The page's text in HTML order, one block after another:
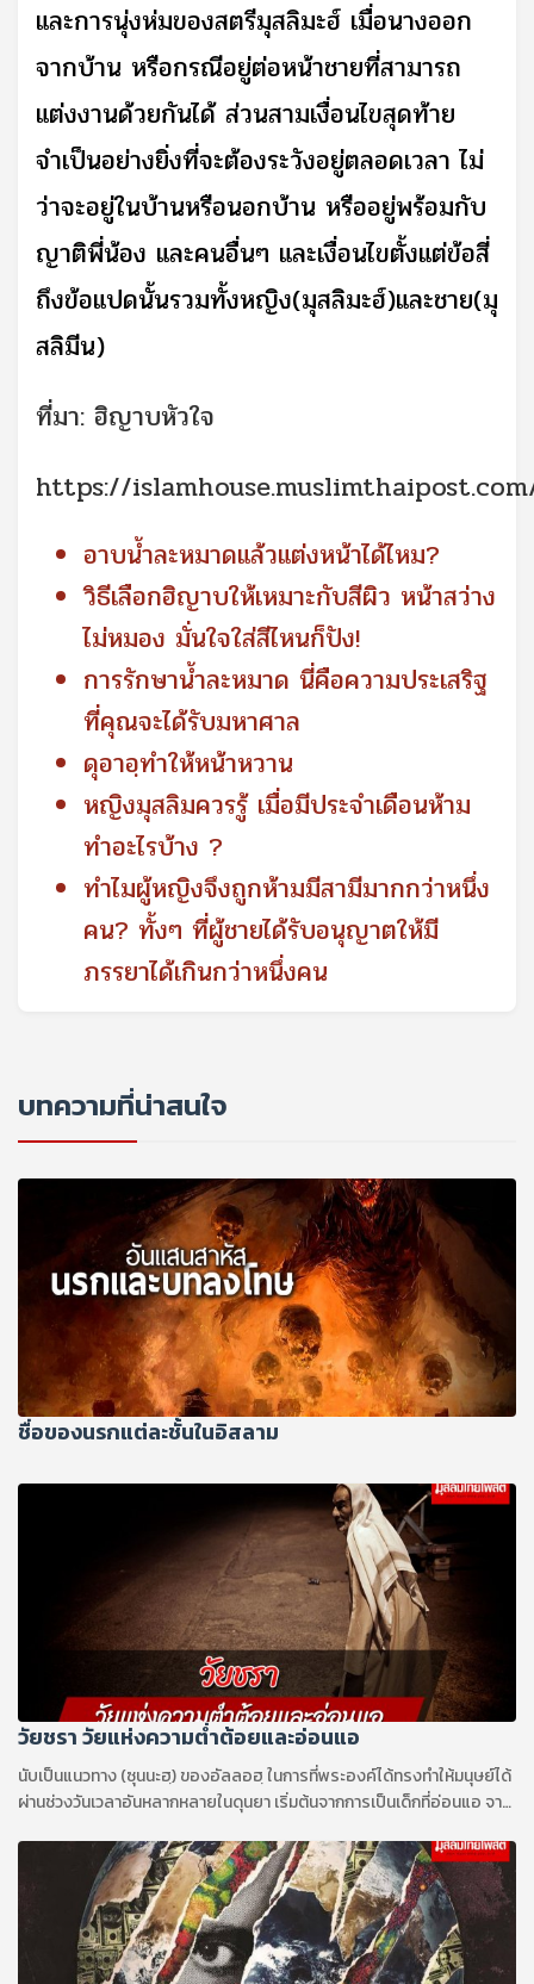
และการนุ่งห่มของสตรีมุสลิมะฮ์ เมื่อนางออก
จากบ้าน หรือกรณีอยู่ต่อหน้าชายที่สามารถ
แต่งงานด้วยกันได้ ส่วนสามเงื่อนไขสุดท้าย
จำเป็นอย่างยิ่งที่จะต้องระวังอยู่ตลอดเวลา ไม่
ว่าจะอยู่ในบ้านหรือนอกบ้าน หรืออยู่พร้อมกับ
ญาติพี่น้อง และคนอื่นๆ และเงื่อนไขตั้งแต่ข้อสี่
ถึงข้อแปดนั้นรวมทั้งหญิง(มุสลิมะฮ์)และชาย(มุ
สลิมีน)
ที่มา: ฮิญาบหัวใจ
https://
อาบน้ำละหมาดแล้วแต่งหน้าได้ไหม?
วิธีเลือกฮิญาบให้เหมาะกับสีผิว หน้าสว่าง
ไม่หมอง มั่นใจใส่สีไหนก็ปัง!
การรักษาน้ำละหมาด นี่คือความประเสริฐ
ที่คุณจะได้รับมหาศาล
ดุอาอฺทําให้หน้าหวาน
หญิงมุสลิมควรรู้ เมื่อมีประจำเดือนห้าม
ทำอะไรบ้าง ?
ทำไมผู้หญิงจึงถูกห้ามมีสามีมากกว่าหนึ่ง
คน? ทั้งๆ ที่ผู้ชายได้รับอนุญาตให้มี
ภรรยาได้เกินกว่าหนึ่งคน
บทความที่น่าสนใจ
ชื่อของนรกแต่ละชั้นในอิสลาม
วัยชรา วัยแห่งความต่ำต้อยและอ่อนแอ
นับเป็นแนวทาง (ซุนนะฮฺ) ของอัลลอฮฺ ในการที่พระองค์ได้ทรงทำให้มนุษย์ได้
ผ่านช่วงวันเวลาอันหลากหลายในดุนยา เริ่มต้นจากการเป็นเด็กที่อ่อนแอ จาก